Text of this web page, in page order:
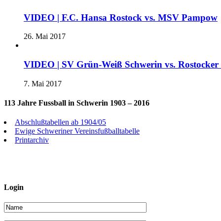
VIDEO | F.C. Hansa Rostock vs. MSV Pampow
26. Mai 2017
VIDEO | SV Grün-Weiß Schwerin vs.
7. Mai 2017
113 Jahre Fussball in Schwerin 1903 – 2016
Abschlußtabellen ab 1904/05
Ewige Schweriner Vereinsfußballtabelle
Printarchiv
Login